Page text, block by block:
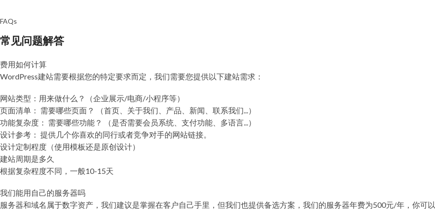
FAQs
常见问题解答
费用如何计算
WordPress建站需要根据您的特定要求而定，我们需要您提供以下建站需求：
网站类型：用来做什么？（企业展示/电商/小程序等）
页面清单： 需要哪些页面？ （首页、关于我们、产品、新闻、联系我们...）
功能复杂度： 需要哪些功能？ （是否需要会员系统、支付功能、多语言...）
设计参考： 提供几个你喜欢的同行或者竞争对手的网站链接。
设计定制程度（使用模板还是原创设计）
建站周期是多久
根据复杂程度不同，一般10-15天
我们能用自己的服务器吗
服务器和域名属于数字资产，我们建议是掌握在客户自己手里，但我们也提供备选方案，我们的服务器年费为500元/年，你可以